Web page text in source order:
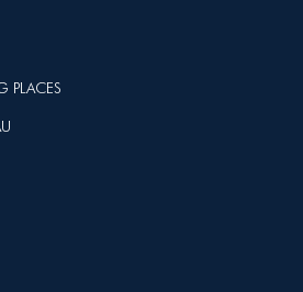
PLACES